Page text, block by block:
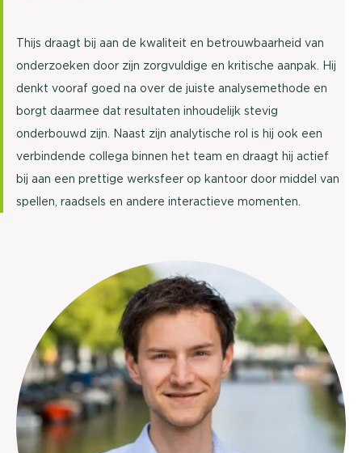
Thijs draagt bij aan de kwaliteit en betrouwbaarheid van
onderzoeken door zijn zorgvuldige en kritische aanpak. Hij
denkt vooraf goed na over de juiste analysemethode en
borgt daarmee dat resultaten inhoudelijk stevig
onderbouwd zijn. Naast zijn analytische rol is hij ook een
verbindende collega binnen het team en draagt hij actief
bij aan een prettige werksfeer op kantoor door middel van
spellen, raadsels en andere interactieve momenten.